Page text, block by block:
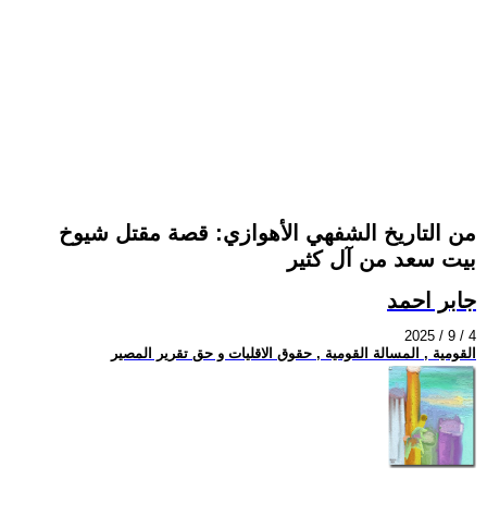
من التاريخ الشفهي الأهوازي: قصة مقتل شيوخ
بيت سعد من آل كثير
جابر احمد
2025 / 9 / 4
القومية , المسالة القومية , حقوق الاقليات و حق تقرير المصير